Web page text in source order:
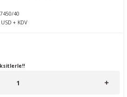
40
+ KDV